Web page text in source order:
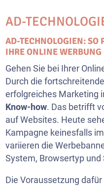
AD-
AD-TECHNOLOGIEN: SO
IHRE ONLINE WERBUNG
Gehen Sie bei Ihrer
Durch die
erfolgreiches Marketing
Know-how. Das betrifft
auf Websites. Heute
Kampagne keinesfalls
variieren die
System, Browsertyp und
Die Voraussetzung